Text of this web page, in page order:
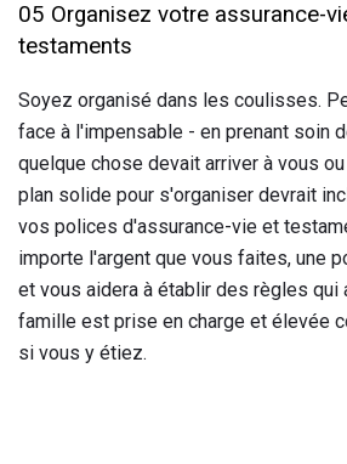
05 Organisez votre assurance-
testaments
Soyez organisé dans les coulisses.
face à l'impensable - en prenant soin
quelque chose devait arriver à vous
plan solide pour s'organiser devrait
vos polices d'assurance-vie et
importe l'argent que vous faites, une
et vous aidera à établir des règles qui
famille est prise en charge et élevée
si vous y étiez.